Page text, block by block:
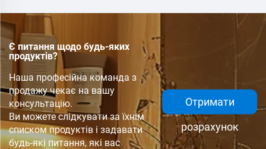
Є питання щодо будь-яких
продуктів?
Наша професійна команда з
продажу чекає на вашу
консультацію.
Ви можете слідкувати за їхнім
списком продуктів і задавати
будь-які питання, які вас
Отримати
розрахунок